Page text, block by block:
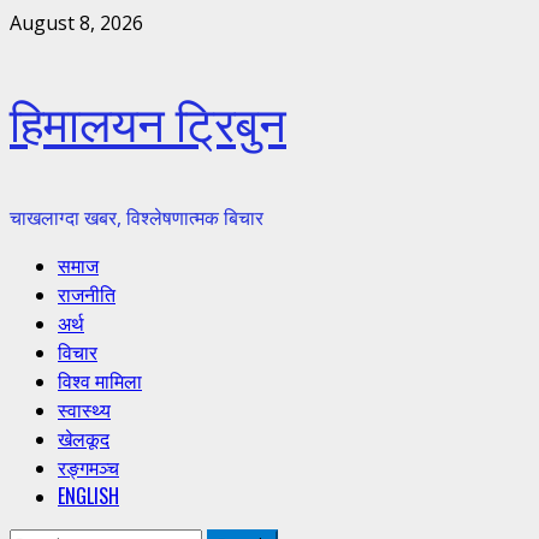
Skip
August 8, 2026
हिमालयन ट्रिबुन
चाखलाग्दा खबर, विश्लेषणात्मक बिचार
Primary
Menu
समाज
राजनीति
अर्थ
विचार
विश्व मामिला
स्वास्थ्य
खेलकूद
रङ्गमञ्च
ENGLISH